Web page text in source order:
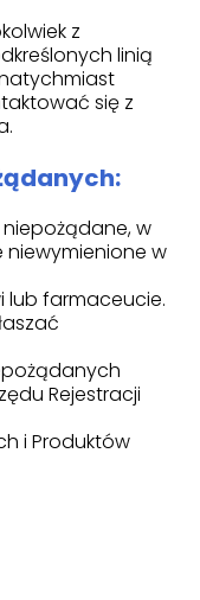
z
linią
się z
w
w
lub farmaceucie.
Rejestracji
i Produktów